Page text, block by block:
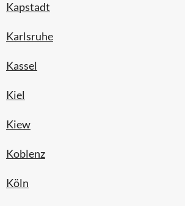
Kapstadt
Karlsruhe
Kassel
Kiel
Kiew
Koblenz
Köln